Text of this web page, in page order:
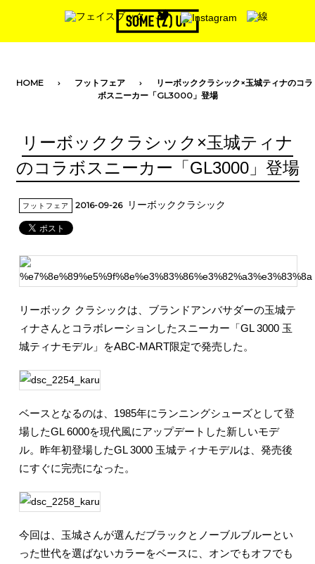
toggle navigation
HOME フットフェア
リーボッククラシック×玉城ティナのコラ
ボスニーカー「GL3000」登場
リーボッククラシック×玉城ティナ
のコラボスニーカー「GL3000」登場
フットフェア 2016-09-26 リーボッククラシック
リーボック クラシックは、ブランドアンバサダーの玉城テ
ィナさんとコラボレーションしたスニーカー「GL 3000 玉
城ティナモデル」をABC-MART限定で発売した。
ベースとなるのは、1985年にランニングシューズとして登
場したGL 6000を現代風にアップデートした新しいモデ
ル。昨年初登場したGL 3000 玉城ティナモデルは、発売後
にすぐに完売になった。
今回は、玉城さんが選んだブラックとノーブルブルーとい
った世代を選ばないカラーをベースに、オンでもオフでも